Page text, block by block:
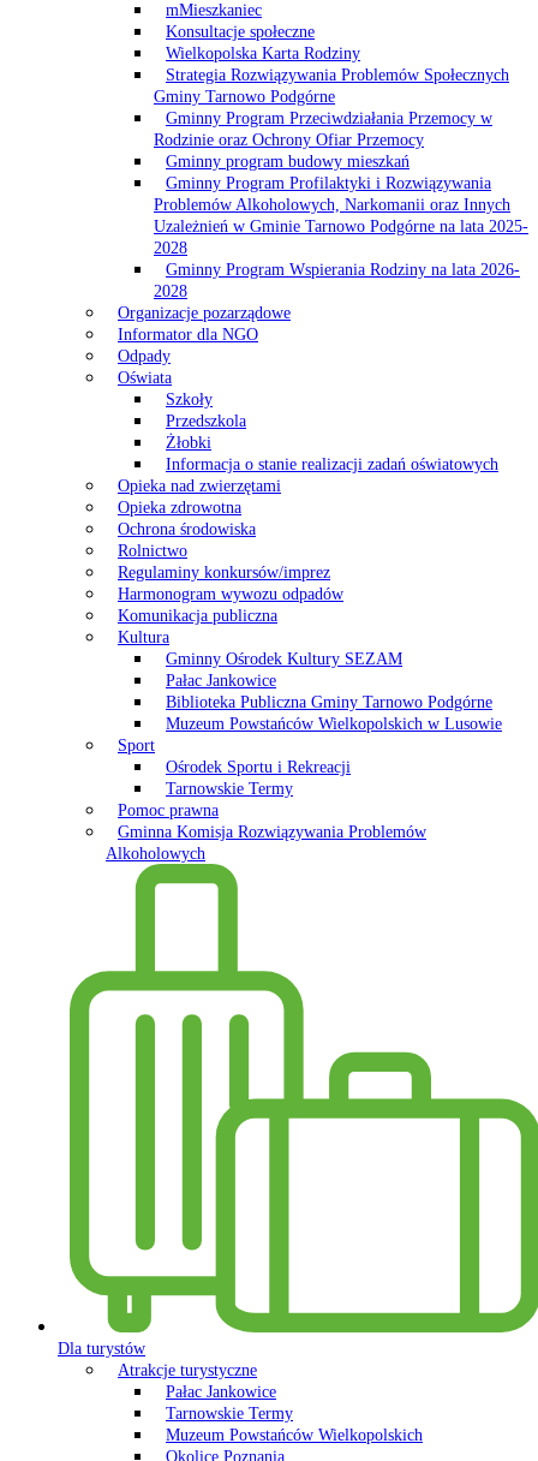
mMieszkaniec
Konsultacje społeczne
Wielkopolska Karta Rodziny
Strategia Rozwiązywania Problemów Społecznych
Gminy Tarnowo Podgórne
Gminny Program Przeciwdziałania Przemocy w
Rodzinie oraz Ochrony Ofiar Przemocy
Gminny program budowy mieszkań
Gminny Program Profilaktyki i Rozwiązywania
Problemów Alkoholowych, Narkomanii oraz Innych
Uzależnień w Gminie Tarnowo Podgórne na lata 2025-
2028
Gminny Program Wspierania Rodziny na lata 2026-
2028
Organizacje pozarządowe
Informator dla NGO
Odpady
Oświata
Szkoły
Przedszkola
Żłobki
Informacja o stanie realizacji zadań oświatowych
Opieka nad zwierzętami
Opieka zdrowotna
Ochrona środowiska
Rolnictwo
Regulaminy konkursów/imprez
Harmonogram wywozu odpadów
Komunikacja publiczna
Kultura
Gminny Ośrodek Kultury SEZAM
Pałac Jankowice
Biblioteka Publiczna Gminy Tarnowo Podgórne
Muzeum Powstańców Wielkopolskich w Lusowie
Sport
Ośrodek Sportu i Rekreacji
Tarnowskie Termy
Pomoc prawna
Gminna Komisja Rozwiązywania Problemów
Alkoholowych
Dla turystów
Atrakcje turystyczne
Pałac Jankowice
Tarnowskie Termy
Muzeum Powstańców Wielkopolskich
Okolice Poznania